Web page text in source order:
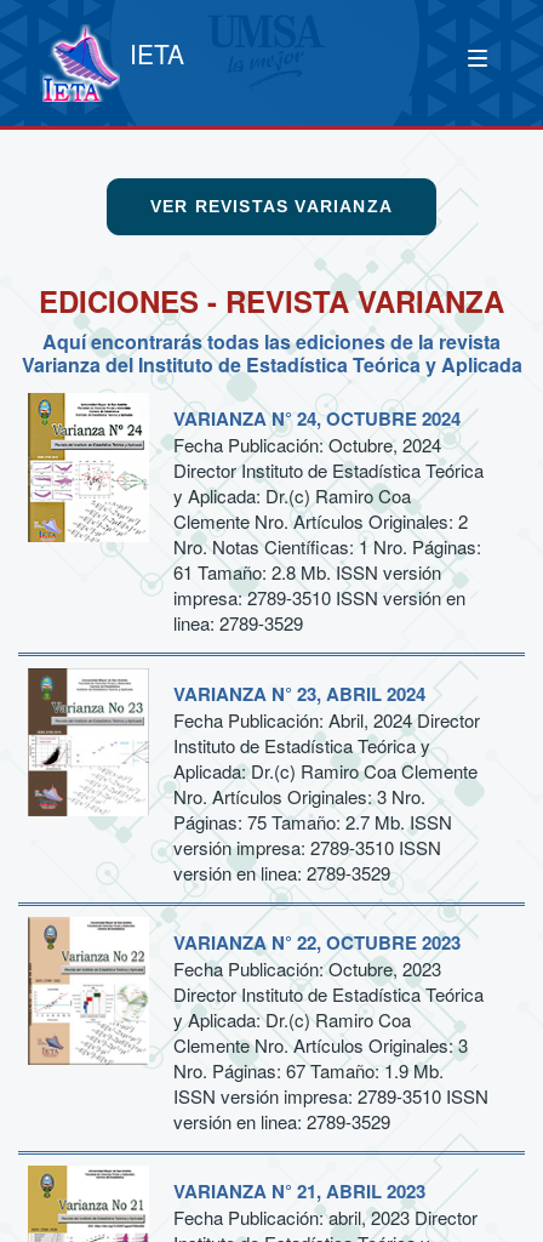
IETA
VER REVISTAS VARIANZA
EDICIONES - REVISTA VARIANZA
Aquí encontrarás todas las ediciones de la revista
Varianza del Instituto de Estadística Teórica y Aplicada
VARIANZA N° 24, OCTUBRE 2024
Fecha Publicación: Octubre, 2024
Director Instituto de Estadística Teórica
y Aplicada: Dr.(c) Ramiro Coa
Clemente Nro. Artículos Originales: 2
Nro. Notas Científicas: 1 Nro. Páginas:
61 Tamaño: 2.8 Mb. ISSN versión
impresa: 2789-3510 ISSN versión en
linea: 2789-3529
VARIANZA N° 23, ABRIL 2024
Fecha Publicación: Abril, 2024 Director
Instituto de Estadística Teórica y
Aplicada: Dr.(c) Ramiro Coa Clemente
Nro. Artículos Originales: 3 Nro.
Páginas: 75 Tamaño: 2.7 Mb. ISSN
versión impresa: 2789-3510 ISSN
versión en linea: 2789-3529
VARIANZA N° 22, OCTUBRE 2023
Fecha Publicación: Octubre, 2023
Director Instituto de Estadística Teórica
y Aplicada: Dr.(c) Ramiro Coa
Clemente Nro. Artículos Originales: 3
Nro. Páginas: 67 Tamaño: 1.9 Mb.
ISSN versión impresa: 2789-3510 ISSN
versión en linea: 2789-3529
VARIANZA N° 21, ABRIL 2023
Fecha Publicación: abril, 2023 Director